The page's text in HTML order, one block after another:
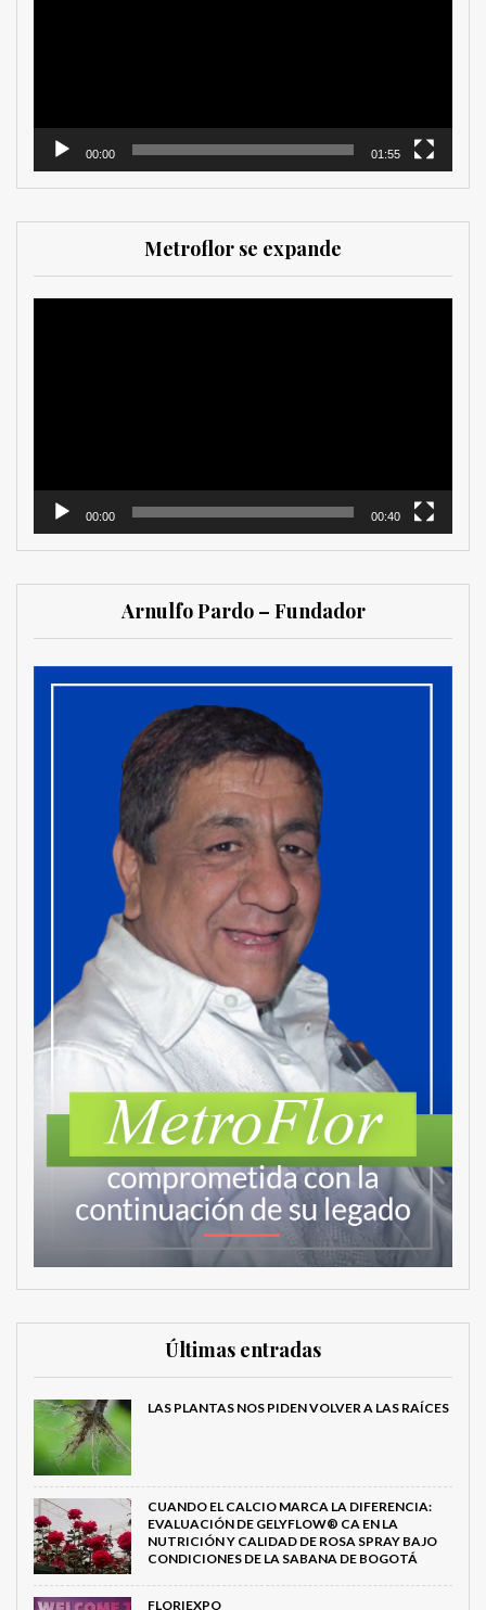
00:00 01:55
Metroflor se expande
00:00 00:40
Arnulfo Pardo – Fundador
Últimas entradas
LAS PLANTAS NOS PIDEN VOLVER A LAS RAÍCES
CUANDO EL CALCIO MARCA LA DIFERENCIA:
EVALUACIÓN DE GELYFLOW® CA EN LA
NUTRICIÓN Y CALIDAD DE ROSA SPRAY BAJO
CONDICIONES DE LA SABANA DE BOGOTÁ
FLORIEXPO